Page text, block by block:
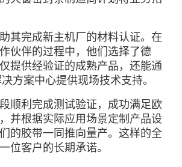
其完成新主机厂的材料认证。在
伙伴的过程中，他们选择了德
提供经验证的成熟产品，还能通
方案中心提供现场技术支持。
顺利完成测试验证，成功满足欧
并根据实际应用场景定制产品设
的胶带一同推向量产。这样的全
位客户的长期承诺。